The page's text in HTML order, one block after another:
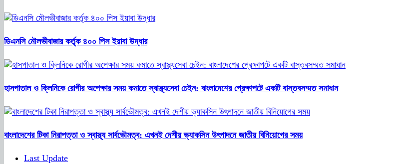
ডিএনসি মৌলভীবাজার কর্তৃক ৪০০ পিস ইয়াবা উদ্ধার
হাসপাতাল ও ক্লিনিকে রোগীর অপেক্ষার সময় কমাতে স্বাস্থ্যসেবা চেইন: বাংলাদেশের প্রেক্ষাপটে একটি বাস্তবসম্মত সমাধান
বাংলাদেশের টিকা নিরাপত্তা ও স্বাস্থ্য সার্বভৌমত্ব: এখনই দেশীয় ভ্যাকসিন উৎপাদনে জাতীয় বিনিয়োগের সময়
Last Update